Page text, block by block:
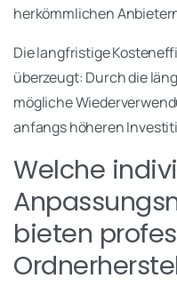
herkömmlichen
Die langfristige
überzeugt: Durch die
mögliche
anfangs höheren
Welche
bieten